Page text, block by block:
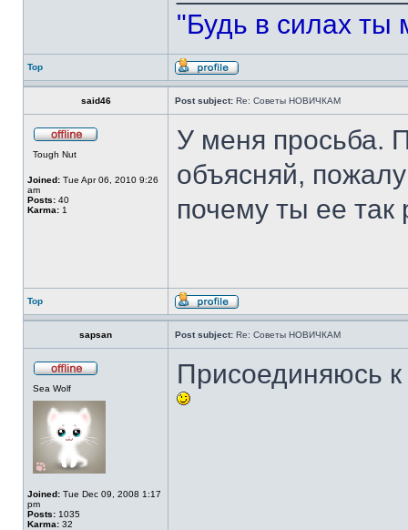
"Будь в силах ты
Top
said46 Post subject: Re: Советы НОВИЧКАМ
Tough Nut
Joined: Tue Apr 06, 2010 9:26
am
Posts: 40
Karma: 1
У меня просьба.
объясняй,
почему ты ее так
Top
sapsan Post subject: Re: Советы НОВИЧКАМ
Sea Wolf
Joined: Tue Dec 09, 2008 1:17
pm
Posts: 1035
Karma: 32
Присоединяюсь